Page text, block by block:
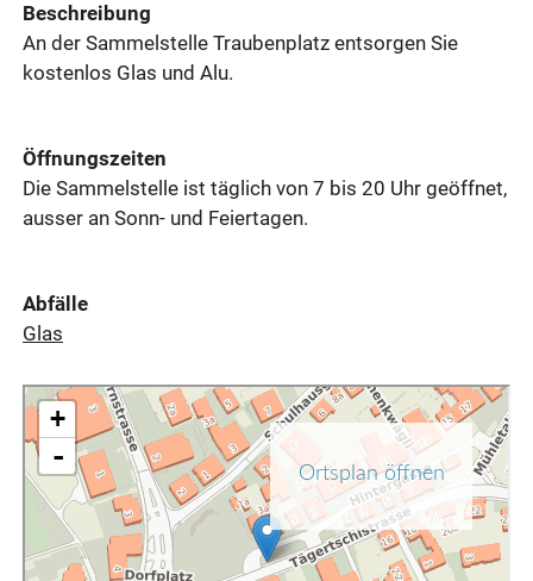
Beschreibung
An der Sammelstelle Traubenplatz entsorgen Sie
kostenlos Glas und Alu.
Öffnungszeiten
Die Sammelstelle ist täglich von 7 bis 20 Uhr geöffnet,
ausser an Sonn- und Feiertagen.
Abfälle
Glas